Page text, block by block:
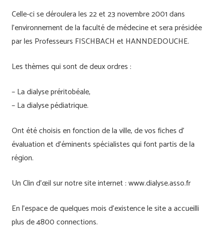
Celle-ci se déroulera les 22 et 23 novembre 2001 dans
l’environnement de la faculté de médecine et sera présidée
par les Professeurs FISCHBACH et HANNDEDOUCHE.
Les thèmes qui sont de deux ordres :
– La dialyse préritobéale,
– La dialyse pédiatrique.
Ont été choisis en fonction de la ville, de vos fiches d’
évaluation et d’éminents spécialistes qui font partis de la
région.
Un Clin d’œil sur notre site internet : www.dialyse.asso.fr
En l’espace de quelques mois d’existence le site a accueilli
plus de 4800 connections.